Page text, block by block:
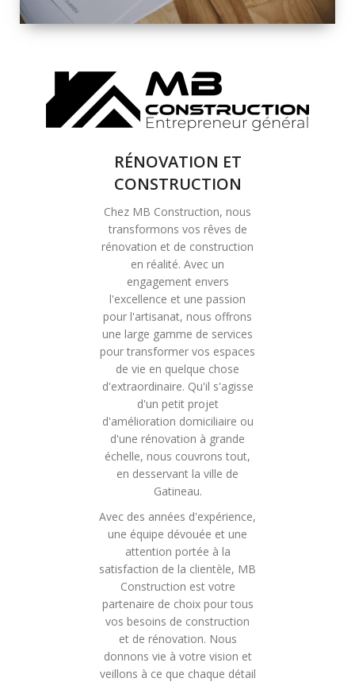
SOLUTIONS DE
RÉNOVATION
COMPLÈTE
RÉNOVATION ET
CONSTRUCTION
Chez MB Construction, nous
transformons vos rêves de
rénovation et de construction
en réalité. Avec un
engagement envers
l'excellence et une passion
pour l'artisanat, nous offrons
une large gamme de services
pour transformer vos espaces
de vie en quelque chose
d'extraordinaire. Qu'il s'agisse
d'un petit projet
d'amélioration domiciliaire ou
d'une rénovation à grande
échelle, nous couvrons tout,
en desservant la ville de
Gatineau.
Avec des années d'expérience,
une équipe dévouée et une
attention portée à la
satisfaction de la clientèle, MB
Construction est votre
partenaire de choix pour tous
vos besoins de construction
et de rénovation. Nous
donnons vie à votre vision et
veillons à ce que chaque détail